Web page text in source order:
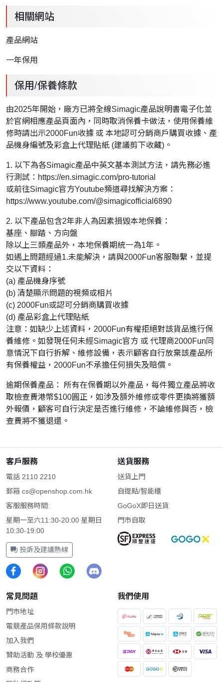
相關網站
產品網站
一年保用
保用/保養條款
由2025年開始，廠方已將全線Simagic產品說明書電子化並
於官網相應產品頁面內，同時取消保養卡做法，使用保養維
修時請出示2000Fun收據 或 本地認可分銷商戶購買收據、產
品機身編號及彩盒上代理貼紙 (建議剪下收藏)。
1. 以下為各Simagic產品中英文基本測試方法，請先務必進
行測試： https://en.simagic.com/pro-tutorial
或前往Simagic官方Youtube頻道尋找解決方案：
https://www.youtube.com/@simagicofficial6890
2. 以下產品包含2年非人為因素損毀本地保養：
基座、腳踏、方向盤
除以上三類產品外，本地保養期統一為1年。
如遇上問題經過1.未能解決，請與2000Fun客服聯繫，並提
交以下資料：
(a) 產品機身序號
(b) 清楚顯示問題的視頻或相片
(c) 2000Fun或認可分銷商購買收據
(d) 產品彩盒上代理貼紙
注意：如缺少上述資料，2000Fun有權拒絕對該貨品進行保
養維修。如發現任何未經Simagic官方 或 代理商2000Fun同
意情況下自行拆解、維修設備，表示顧客自行放棄該產品所
有保養權益，2000Fun不承擔任何損失及賠償。
逾期保養產品： 所有在保養期以外產品，每件獨立產品將收
取檢查費港幣$100圓正，如涉及額外維修或零件更換將獲額
外報價，顧客可自行決定是否進行維修，不論維修與否，檢
查費將不獲退還。
客戶服務
電話 2110 2210
郵箱 cs@openshop.com.hk
客服服務時間:
星期一至六11:30-20:00 星期日
10:30-19:00
投訴及建議熱線
送貨服務
送貨上門
自提點/智能櫃
GoGoX即日送貨
門市自取
常見問題
門市地址
電競產品保用條款說明
加入我們
贊助活動 及 學校優惠
商務合作
我們使用